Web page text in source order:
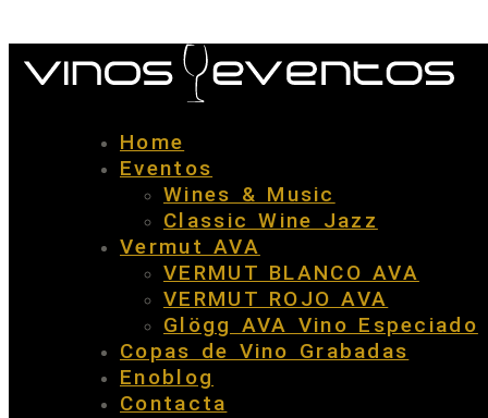
Home
Eventos
Wines & Music
Classic Wine Jazz
Vermut AVA
VERMUT BLANCO AVA
VERMUT ROJO AVA
Glögg AVA Vino Especiado
Copas de Vino Grabadas
Enoblog
Contacta